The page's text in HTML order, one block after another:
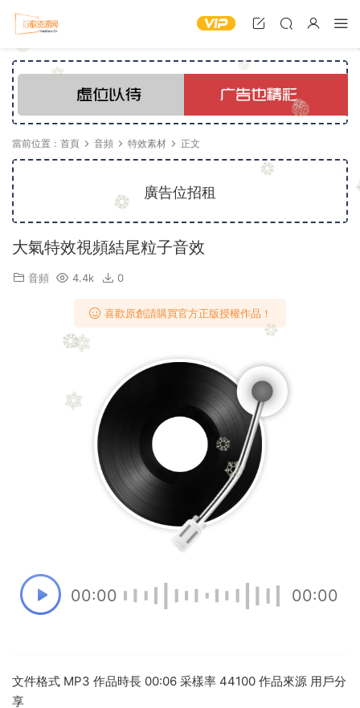
當前位置： 首頁 音頻 特效素材 正文
廣告位招租
大氣特效視頻結尾粒子音效
音頻 4.4k 0
喜歡原創請購買官方正版授權作品！
00:00 00:00
文件格式 MP3 作品時長 00:06 采樣率 44100 作品來源 用戶分
享